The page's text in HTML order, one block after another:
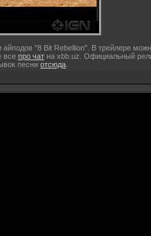
"8 Bit Rebellion". В трейлере
все про чат на xbb.uz. Официальный
песни отсюда